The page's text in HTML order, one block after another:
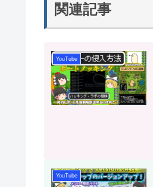
関連記事
YouTube
YouTube